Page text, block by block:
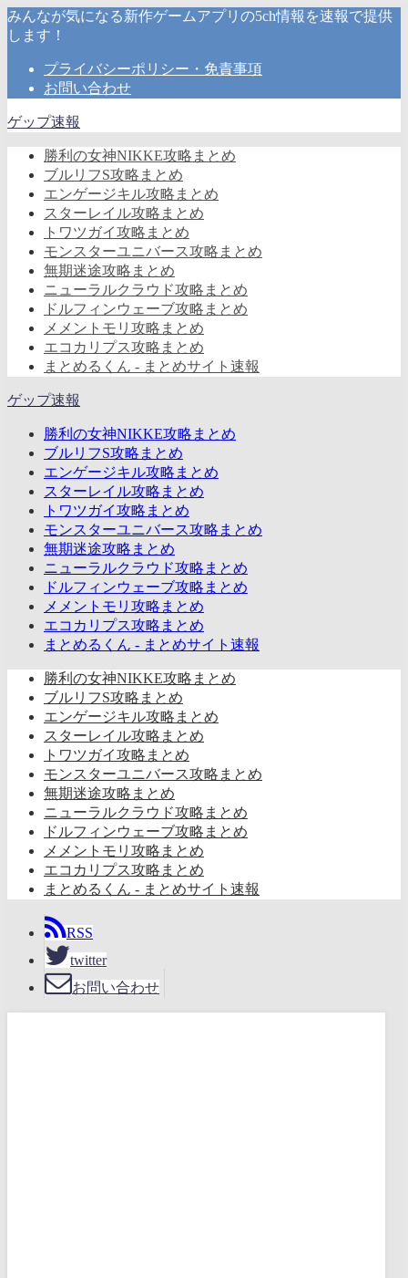
みんなが気になる新作ゲームアプリの5ch情報を速報で提供
します！
プライバシーポリシー・免責事項
お問い合わせ
ゲップ速報
勝利の女神NIKKE攻略まとめ
ブルリフS攻略まとめ
エンゲージキル攻略まとめ
スターレイル攻略まとめ
トワツガイ攻略まとめ
モンスターユニバース攻略まとめ
無期迷途攻略まとめ
ニューラルクラウド攻略まとめ
ドルフィンウェーブ攻略まとめ
メメントモリ攻略まとめ
エコカリプス攻略まとめ
まとめるくん - まとめサイト速報
ゲップ速報
勝利の女神NIKKE攻略まとめ
ブルリフS攻略まとめ
エンゲージキル攻略まとめ
スターレイル攻略まとめ
トワツガイ攻略まとめ
モンスターユニバース攻略まとめ
無期迷途攻略まとめ
ニューラルクラウド攻略まとめ
ドルフィンウェーブ攻略まとめ
メメントモリ攻略まとめ
エコカリプス攻略まとめ
まとめるくん - まとめサイト速報
勝利の女神NIKKE攻略まとめ
ブルリフS攻略まとめ
エンゲージキル攻略まとめ
スターレイル攻略まとめ
トワツガイ攻略まとめ
モンスターユニバース攻略まとめ
無期迷途攻略まとめ
ニューラルクラウド攻略まとめ
ドルフィンウェーブ攻略まとめ
メメントモリ攻略まとめ
エコカリプス攻略まとめ
まとめるくん - まとめサイト速報
RSS
twitter
お問い合わせ